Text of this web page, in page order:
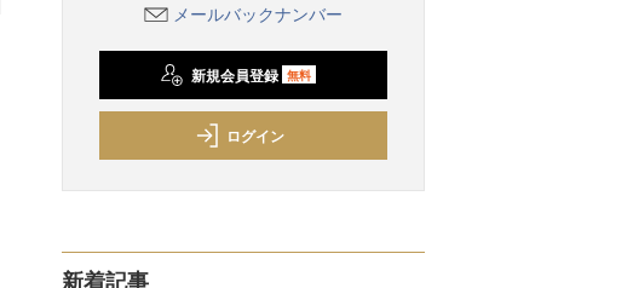
メールバックナンバー
新規会員登録 無料
ログイン
新着記事